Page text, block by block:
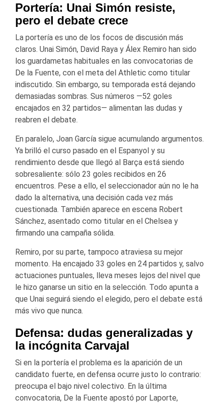
Portería: Unai Simón resiste,
pero el debate crece
La portería es uno de los focos de discusión más
claros. Unai Simón, David Raya y Álex Remiro han sido
los guardametas habituales en las convocatorias de
De la Fuente, con el meta del Athletic como titular
indiscutido. Sin embargo, su temporada está dejando
demasiadas sombras. Sus números —52 goles
encajados en 32 partidos— alimentan las dudas y
reabren el debate.
En paralelo, Joan García sigue acumulando argumentos.
Ya brilló el curso pasado en el Espanyol y su
rendimiento desde que llegó al Barça está siendo
sobresaliente: sólo 23 goles recibidos en 26
encuentros. Pese a ello, el seleccionador aún no le ha
dado la alternativa, una decisión cada vez más
cuestionada. También aparece en escena Robert
Sánchez, asentado como titular en el Chelsea y
firmando una campaña sólida.
Remiro, por su parte, tampoco atraviesa su mejor
momento. Ha encajado 33 goles en 24 partidos y, salvo
actuaciones puntuales, lleva meses lejos del nivel que
le hizo ganarse un sitio en la selección. Todo apunta a
que Unai seguirá siendo el elegido, pero el debate está
más vivo que nunca.
Defensa: dudas generalizadas y
la incógnita Carvajal
Si en la portería el problema es la aparición de un
candidato fuerte, en defensa ocurre justo lo contrario:
preocupa el bajo nivel colectivo. En la última
convocatoria, De la Fuente apostó por Laporte,